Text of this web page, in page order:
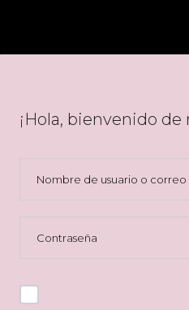
¡Hola, bienvenido de